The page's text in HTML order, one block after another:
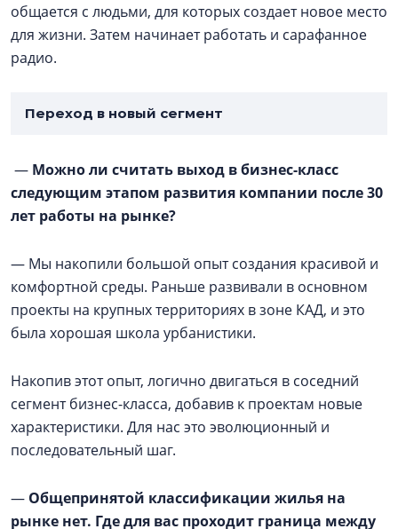
общается с людьми, для которых создает новое место
для жизни. Затем начинает работать и сарафанное
радио.
Переход в новый сегмент
— Можно ли считать выход в бизнес-класс
следующим этапом развития компании после 30
лет работы на рынке?
— Мы накопили большой опыт создания красивой и
комфортной среды. Раньше развивали в основном
проекты на крупных территориях в зоне КАД, и это
была хорошая школа урбанистики.
Накопив этот опыт, логично двигаться в соседний
сегмент бизнес-класса, добавив к проектам новые
характеристики. Для нас это эволюционный и
последовательный шаг.
— Общепринятой классификации жилья на
рынке нет. Где для вас проходит граница между